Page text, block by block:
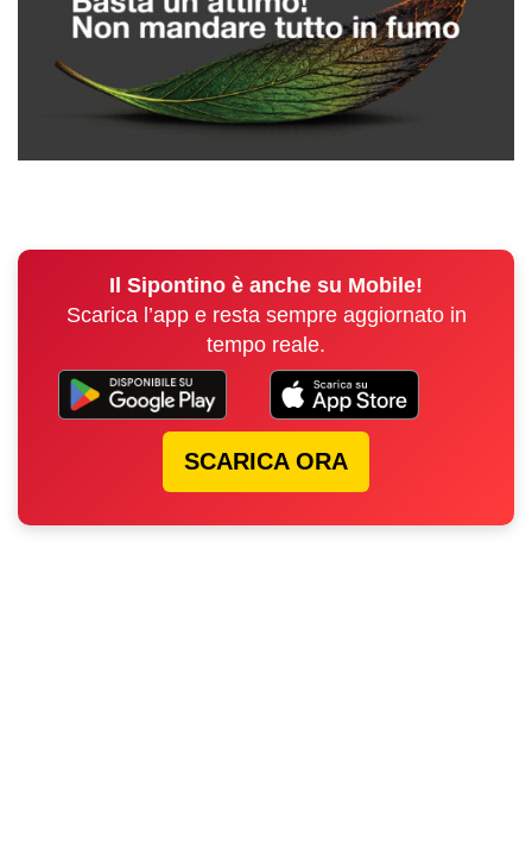
Il Sipontino è anche su Mobile!
Scarica l’app e resta sempre aggiornato in
tempo reale.
SCARICA ORA